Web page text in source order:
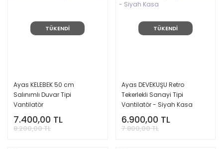
TÜKENDİ
Ayas KELEBEK 50 cm
Salınımlı Duvar Tipi
Vantilatör
7.400,00 TL
8.200,00 TL
TÜKENDİ
Ayas DEVEKUŞU Retro
Tekerlekli Sanayi Tipi
Vantilatör - Siyah Kasa
6.900,00 TL
7.800,00 TL